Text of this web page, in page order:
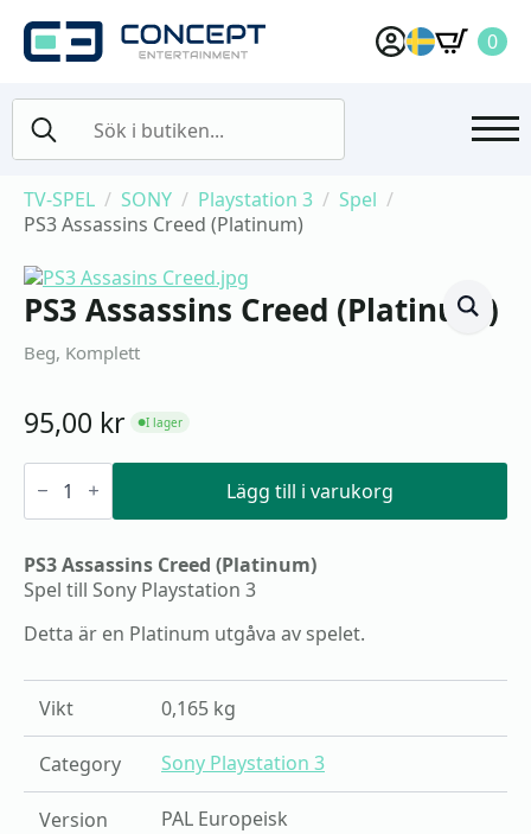
0
for:
TV-SPEL SONY Playstation 3
Spel
PS3 Assassins Creed (Platinum)
PS3 Assassins Creed (Platinum)
Beg, Komplett
95,00 kr ●I lager
PS3
Assassins
(Platinum)
Lägg till i varukorg
PS3 Assassins Creed (Platinum)
Spel till Sony Playstation 3
Detta är en Platinum utgåva av spelet.
Vikt 0,165 kg
Category Sony Playstation 3
Version PAL Europeisk